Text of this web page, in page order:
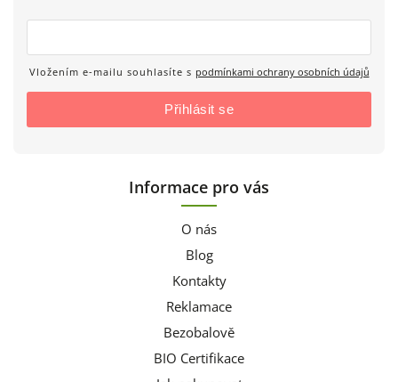
Vložením e-mailu souhlasíte s podmínkami ochrany osobních údajů
Přihlásit se
Informace pro vás
O nás
Blog
Kontakty
Reklamace
Bezobalově
BIO Certifikace